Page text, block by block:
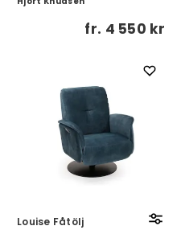
fr. 4 550 kr
Louise Fåtölj